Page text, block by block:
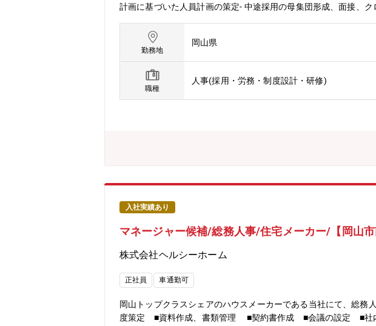
計画に基づいた人員計画の策定- 中途採用の母集団形成、面接、
応- 社員のエンゲージメントを高める福利厚生の企画・立案・実
実施、メンタルヘルスケアの窓口対応- 事故・災害の予防策立案
めの教育プログラムの企画・サポート- 入退社手続きや勤怠管理
ニケーション活性化施策
勤務地
岡山県
職種
人事(採用・労務・制度設計・研修)
入社実績あり
マネージャー候補/総務人事/住宅メーカー/【岡山市
株式会社ヘルシーホーム
正社員 車通勤可
岡山トップクラスシェアのハウスメーカーである当社にて、総
度策定 ■資料作成、書類管理 ■契約書作成 ■会議の設定 ■社